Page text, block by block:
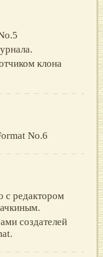
клона
No.6
с редактором
создателей